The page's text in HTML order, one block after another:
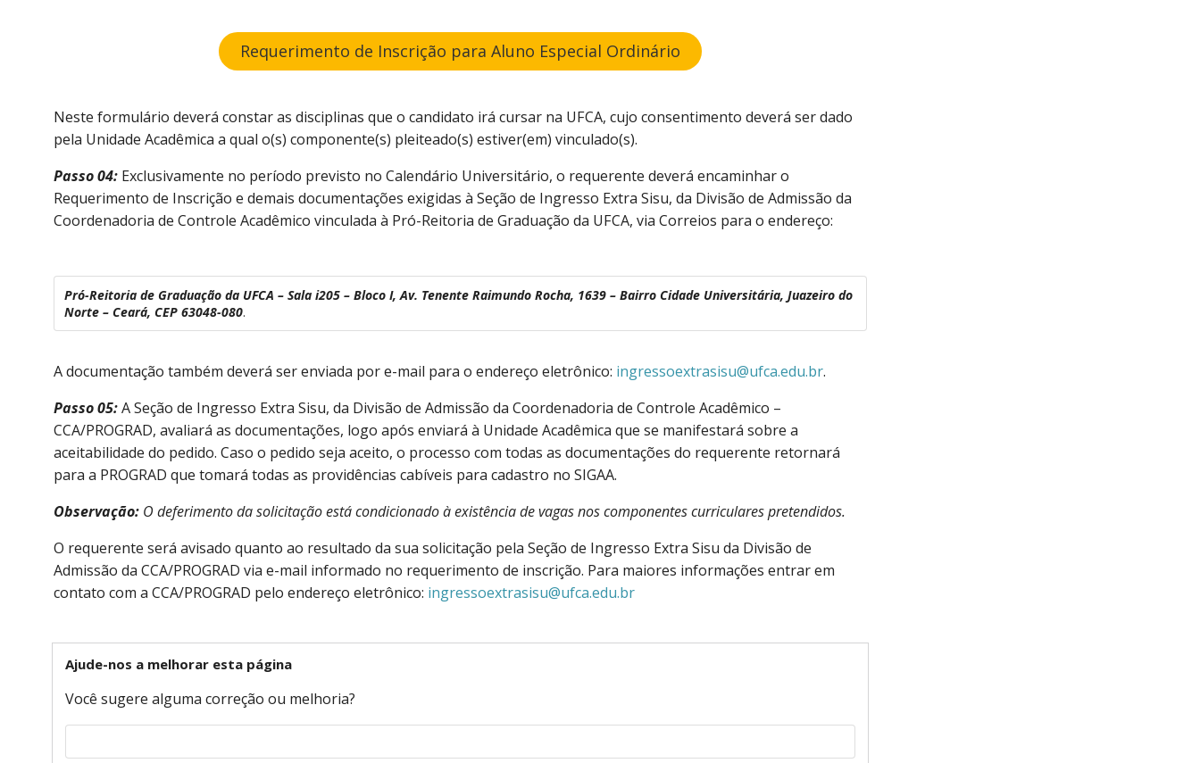
Requerimento de Inscrição para Aluno Especial Ordinário
Neste formulário deverá constar as disciplinas que o candidato irá cursar na UFCA, cujo consentimento deverá ser dado
pela Unidade Acadêmica a qual o(s) componente(s) pleiteado(s) estiver(em) vinculado(s).
Passo 04:Exclusivamente no período previsto no Calendário Universitário, o requerente deverá encaminhar o
Requerimento de Inscrição e demais documentações exigidas à Seção de Ingresso Extra Sisu, da Divisão de Admissão da
Coordenadoria de Controle Acadêmico vinculada à Pró-Reitoria de Graduação da UFCA, via Correios para o endereço:
Pró-Reitoria de Graduação da UFCA – Sala i205 – Bloco I, Av. Tenente Raimundo Rocha, 1639 – Bairro Cidade Universitária, Juazeiro do
Norte – Ceará, CEP 63048-080.
A documentação também deverá ser enviada por e-mail para o endereço eletrônico: ingressoextrasisu@ufca.edu.br.
Passo 05:A Seção de Ingresso Extra Sisu, da Divisão de Admissão da Coordenadoria de Controle Acadêmico –
CCA/PROGRAD, avaliará as documentações, logo após enviará à Unidade Acadêmica que se manifestará sobre a
aceitabilidade do pedido. Caso o pedido seja aceito, o processo com todas as documentações do requerente retornará
para a PROGRAD que tomará todas as providências cabíveis para cadastro no SIGAA.
Observação:O deferimento da solicitação está condicionado à existência de vagas nos componentes curriculares pretendidos.
O requerente será avisado quanto ao resultado da sua solicitação pela Seção de Ingresso Extra Sisu da Divisão de
Admissão da CCA/PROGRAD via e-mail informado no requerimento de inscrição. Para maiores informações entrar em
contato com a CCA/PROGRAD pelo endereço eletrônico: ingressoextrasisu@ufca.edu.br
Ajude-nos a melhorar esta página
Você sugere alguma correção ou melhoria?